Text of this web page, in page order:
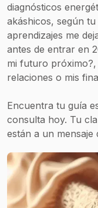
diagnósticos
akáshicos, según
aprendizajes me
antes de entrar en
mi futuro próximo?,
relaciones o mis
Encuentra tu guía
consulta hoy. Tu
están a un mensaje